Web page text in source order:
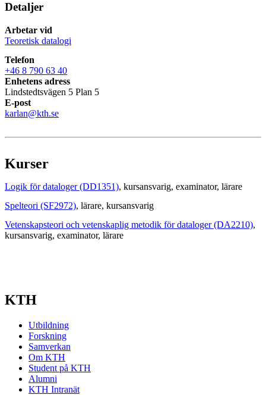
Detaljer
Arbetar vid
Teoretisk datalogi
Telefon
+46 8 790 63 40
Enhetens adress
Lindstedtsvägen 5 Plan 5
E-post
karlan@kth.se
Kurser
Logik för dataloger (DD1351), kursansvarig, examinator, lärare
Spelteori (SF2972), lärare, kursansvarig
Vetenskapsteori och vetenskaplig metodik för dataloger (DA2210),
kursansvarig, examinator, lärare
KTH
Utbildning
Forskning
Samverkan
Om KTH
Student på KTH
Alumni
KTH Intranät